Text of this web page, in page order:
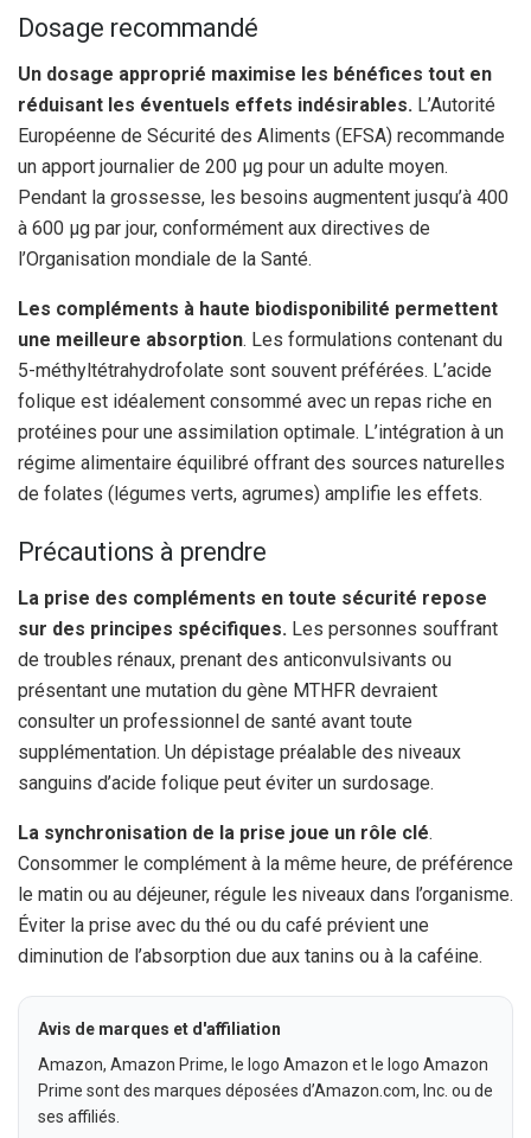
Dosage recommandé
Un dosage approprié maximise les bénéfices tout en
réduisant les éventuels effets indésirables. L’Autorité
Européenne de Sécurité des Aliments (EFSA) recommande
un apport journalier de 200 μg pour un adulte moyen.
Pendant la grossesse, les besoins augmentent jusqu’à 400
à 600 μg par jour, conformément aux directives de
l’Organisation mondiale de la Santé.
Les compléments à haute biodisponibilité permettent
une meilleure absorption. Les formulations contenant du
5-méthyltétrahydrofolate sont souvent préférées. L’acide
folique est idéalement consommé avec un repas riche en
protéines pour une assimilation optimale. L’intégration à un
régime alimentaire équilibré offrant des sources naturelles
de folates (légumes verts, agrumes) amplifie les effets.
Précautions à prendre
La prise des compléments en toute sécurité repose
sur des principes spécifiques. Les personnes souffrant
de troubles rénaux, prenant des anticonvulsivants ou
présentant une mutation du gène MTHFR devraient
consulter un professionnel de santé avant toute
supplémentation. Un dépistage préalable des niveaux
sanguins d’acide folique peut éviter un surdosage.
La synchronisation de la prise joue un rôle clé.
Consommer le complément à la même heure, de préférence
le matin ou au déjeuner, régule les niveaux dans l’organisme.
Éviter la prise avec du thé ou du café prévient une
diminution de l’absorption due aux tanins ou à la caféine.
Avis de marques et d'affiliation
Amazon, Amazon Prime, le logo Amazon et le logo Amazon
Prime sont des marques déposées d’Amazon.com, Inc. ou de
ses affiliés.